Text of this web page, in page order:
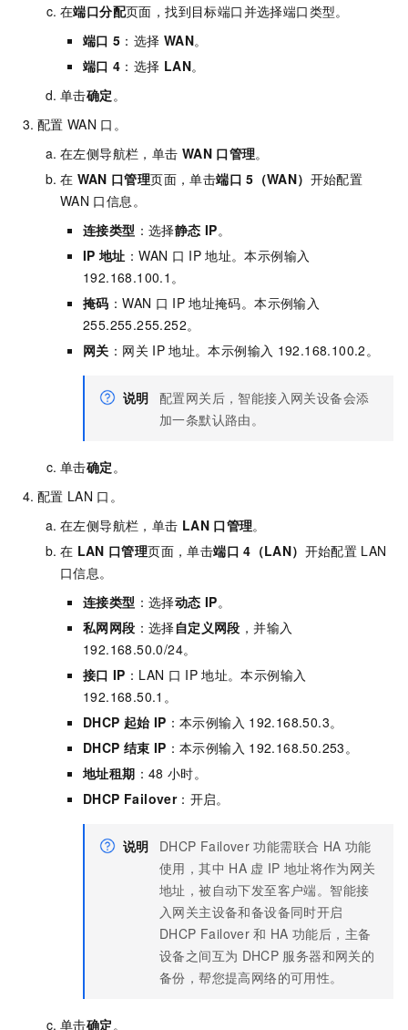
在端口分配页面，找到目标端口并选择端口类型。
端口 5 ：选择 WAN。
端口 4 ：选择 LAN。
单击确定 。
配置 WAN 口。
在左侧导航栏，单击 WAN 口管理。
在 WAN 口管理页面，单击端口 5（WAN） 开始配置
WAN 口信息。
连接类型 ：选择静态 IP。
IP 地址 ：WAN 口 IP 地址。本示例输入
192.168.100.1。
掩码 ：WAN 口 IP 地址掩码。本示例输入
255.255.255.252。
网关 ：网关 IP 地址。本示例输入 192.168.100.2。
说明 配置网关后，智能接入网关设备会添
加一条默认路由。
单击确定 。
配置 LAN 口。
在左侧导航栏，单击 LAN 口管理。
在 LAN 口管理页面，单击端口 4（LAN） 开始配置 LAN
口信息。
连接类型 ：选择动态 IP。
私网网段 ：选择自定义网段 ，并输入
192.168.50.0/24。
接口 IP ：LAN 口 IP 地址。本示例输入
192.168.50.1。
DHCP 起始 IP ：本示例输入 192.168.50.3。
DHCP 结束 IP ：本示例输入 192.168.50.253。
地址租期 ：48 小时。
DHCP Failover：开启。
说明 DHCP Failover 功能需联合 HA 功能
使用，其中 HA 虚 IP 地址将作为网关
地址，被自动下发至客户端。智能接
入网关主设备和备设备同时开启
DHCP Failover 和 HA 功能后，主备
设备之间互为 DHCP 服务器和网关的
备份，帮您提高网络的可用性。
单击确定 。